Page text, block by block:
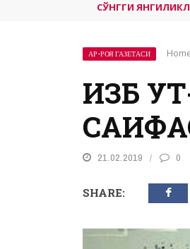
СЎНГГИ
АР-РОЯ ГАЗЕТАСИ
ҲИЗБ
21.02.2019 0
SHARE: